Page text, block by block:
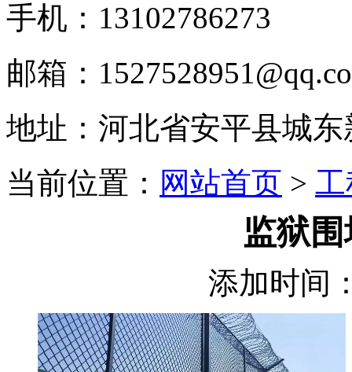
手机：13102786273
邮箱：
地址：河北省安平县城
当前位置： 网站首页 >
监狱
添加时间